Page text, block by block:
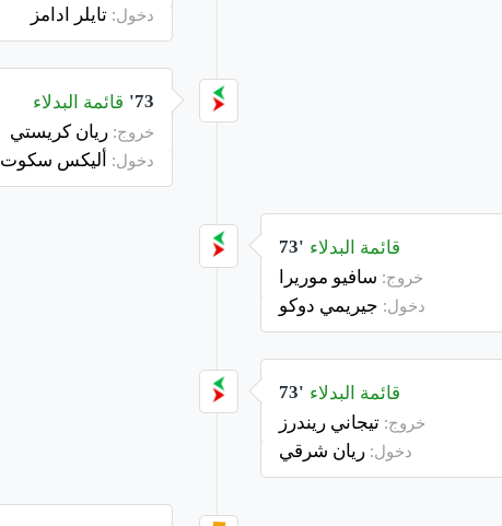
دخول: تايلر ادامز
73' قائمة البدلاء
خروج: ريان كريستي
دخول: أليكس سكوت
73' قائمة البدلاء
خروج: سافيو موريرا
دخول: جيريمي دوكو
73' قائمة البدلاء
خروج: تيجاني ريندرز
دخول: ريان شرقي